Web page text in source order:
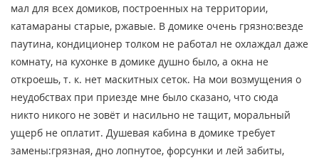
мал для всех домиков, построенных на территории,
катамараны старые, ржавые. В домике очень грязно:везде
паутина, кондиционер толком не работал не охлаждал даже
комнату, на кухонке в домике душно было, а окна не
откроешь, т. к. нет маскитных сеток. На мои возмущения о
неудобствах при приезде мне было сказано, что сюда
никто никого не зовёт и насильно не тащит, моральный
ущерб не оплатит. Душевая кабина в домике требует
замены:грязная, дно лопнутое, форсунки и лей забиты,